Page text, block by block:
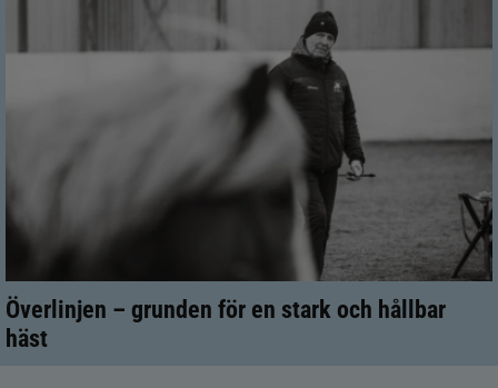
Överlinjen – grunden för en stark och hållbar
häst